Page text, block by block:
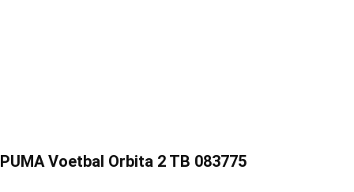
PUMA Voetbal Orbita 2 TB 083775